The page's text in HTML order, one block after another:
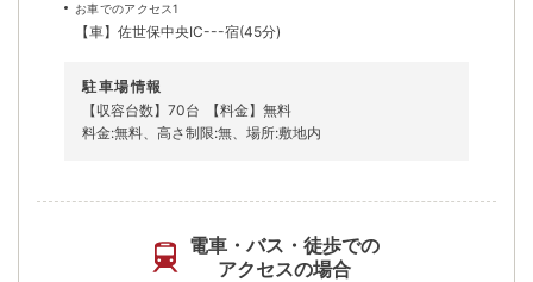
お車でのアクセス1
【車】佐世保中央IC---宿(45分)
駐車場情報
【収容台数】70台
【料金】無料
料金:無料、高さ制限:無、場所:敷地内
電車・バス・徒歩での
アクセスの場合